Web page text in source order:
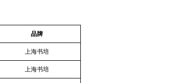
品牌
上海书培
上海书培